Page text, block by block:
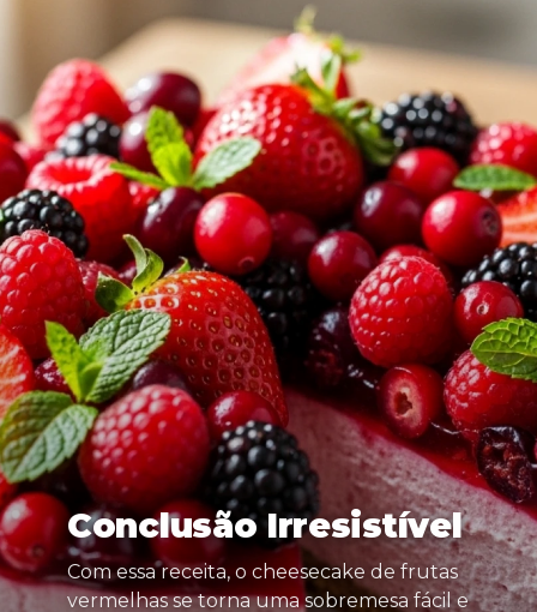
Conclusão Irresistível
Com essa receita, o cheesecake de frutas
vermelhas se torna uma sobremesa fácil e